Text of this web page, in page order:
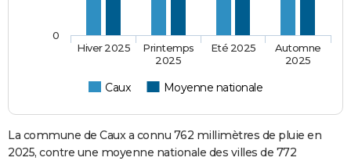
Caux Moyenne nationale
Hiver 2025
Printemps
2025
Eté 2025
Automne
2025
0
La commune de Caux a connu 762 millimètres de pluie en
2025, contre une moyenne nationale des villes de 772